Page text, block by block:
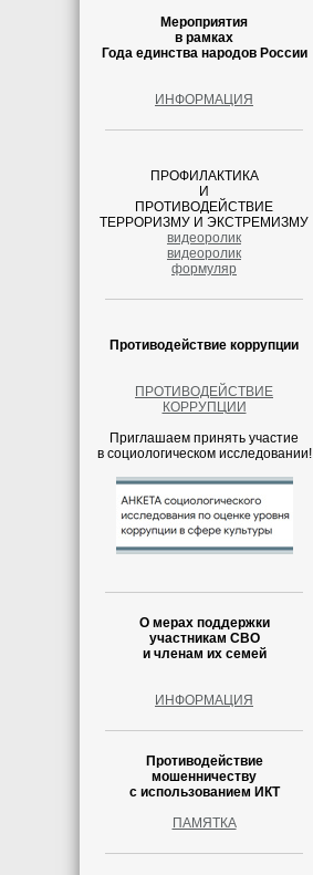
Мероприятия
в рамках
Года единства народов России
ИНФОРМАЦИЯ
ПРОФИЛАКТИКА
И
ПРОТИВОДЕЙСТВИЕ
ТЕРРОРИЗМУ И ЭКСТРЕМИЗМУ
видеоролик
видеоролик
формуляр
Противодействие коррупции
ПРОТИВОДЕЙСТВИЕ
КОРРУПЦИИ
Приглашаем принять участие
в социологическом исследовании!
О мерах поддержки
участникам СВО
и членам их семей
ИНФОРМАЦИЯ
Противодействие
мошенничеству
с использованием ИКТ
ПАМЯТКА